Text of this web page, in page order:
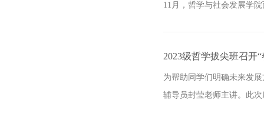
11月，哲学与社会发展学
2023级哲学拔尖班召开
为帮助同学们明确未来发
辅导员封莹老师主讲。此